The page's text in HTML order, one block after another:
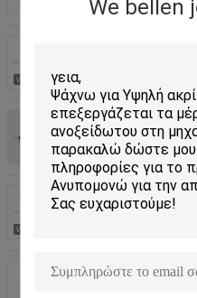
We bellen
Βίδες
υλικού
ακρίβειας που
επικεφαλής
Ανθεκτικοί
ανοξείδωτου
Κίτρινο CNC
για το σώμα